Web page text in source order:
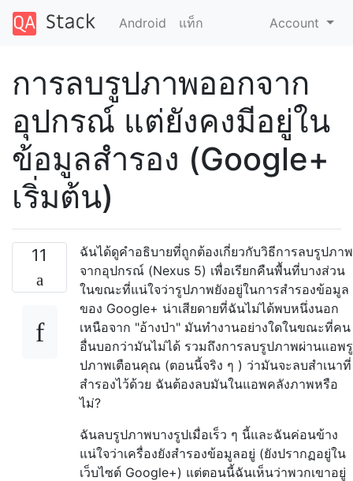
Android แท็ก Account
การลบรูปภาพออกจาก
อุปกรณ์ แต่ยังคงมีอยู่ใน
ข้อมูลสำรอง (Google+
เริ่มต้น)
11
ฉันได้ดูคำอธิบายที่ถูกต้องเกี่ยวกับวิธีการลบรูปภาพ
จากอุปกรณ์ (Nexus 5) เพื่อเรียกคืนพื้นที่บางส่วน
ในขณะที่แน่ใจว่ารูปภาพยังอยู่ในการสำรองข้อมูล
ของ Google+ น่าเสียดายที่ฉันไม่ได้พบหนึ่งนอก
เหนือจาก "อ้างป่า" มันทำงานอย่างใดในขณะที่คน
อื่นบอกว่ามันไม่ได้ รวมถึงการลบรูปภาพผ่านแอพรู
ปภาพเตือนคุณ (ตอนนี้จริง ๆ ) ว่ามันจะลบสำเนาที่
สำรองไว้ด้วย ฉันต้องลบมันในแอพคลังภาพหรือ
ไม่?
ฉันลบรูปภาพบางรูปเมื่อเร็ว ๆ นี้และฉันค่อนข้าง
แน่ใจว่าเครื่องยังสำรองข้อมูลอยู่ (ยังปรากฏอยู่ใน
เว็บไซต์ Google+) แต่ตอนนี้ฉันเห็นว่าพวกเขาอยู่